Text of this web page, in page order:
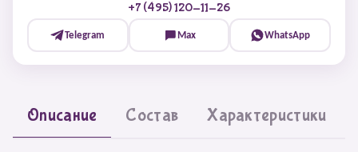
+7 (495) 120-11-26
Telegram Max WhatsApp
Описание Состав Характеристики